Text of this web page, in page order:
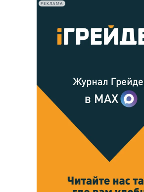
РЕКЛАМА